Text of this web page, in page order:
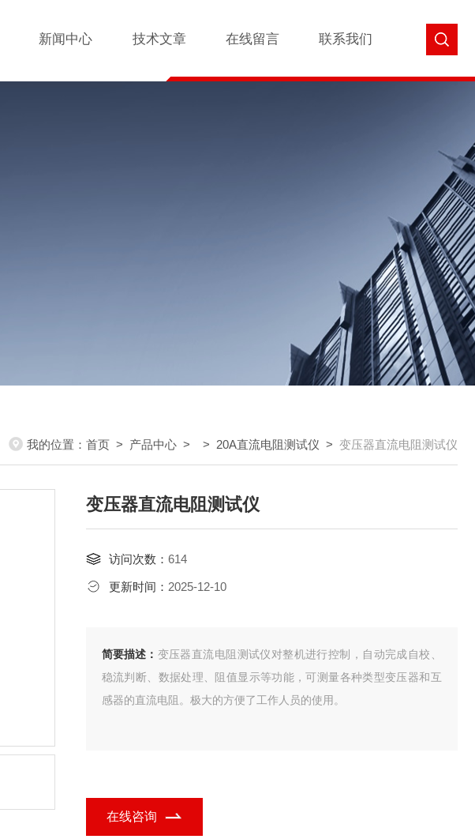
新闻中心 技术文章 在线留言 联系我们
我的位置： 首页 > 产品中心 > > 20A直流电阻测试仪 > 变压器直流电阻测试仪
变压器直流电阻测试仪
访问次数： 614
更新时间： 2025-12-10
简要描述： 变压器直流电阻测试仪对整机进行控制，自动完成自校、
稳流判断、数据处理、阻值显示等功能，可测量各种类型变压器和互
感器的直流电阻。极大的方便了工作人员的使用。
在线咨询